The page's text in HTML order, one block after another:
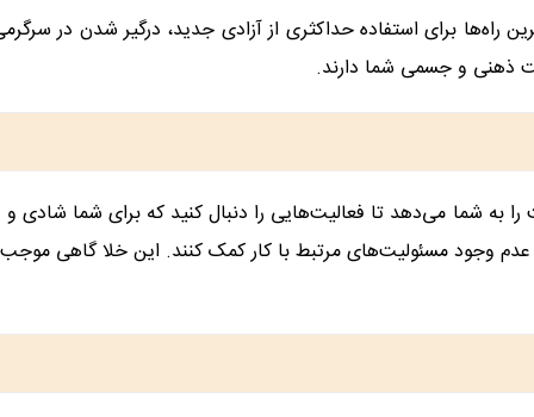
راه‌ها برای استفاده حداکثری از آزادی جدید، درگیر شدن در
ذهنی و جسمی شما دارند.
شما می‌دهد تا فعالیت‌هایی را دنبال کنید که برای شما شادی
وجود مسئولیت‌های مرتبط با کار کمک کنند. این خلا گاهی موجب